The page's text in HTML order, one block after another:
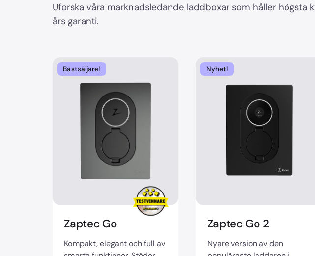
Uforska våra marknadsledande laddboxar som håller högsta
års garanti.
Bästsäljare!
Zaptec Go
Kompakt, elegant och full av
Nyhet!
Zaptec Go 2
Nyare version av den